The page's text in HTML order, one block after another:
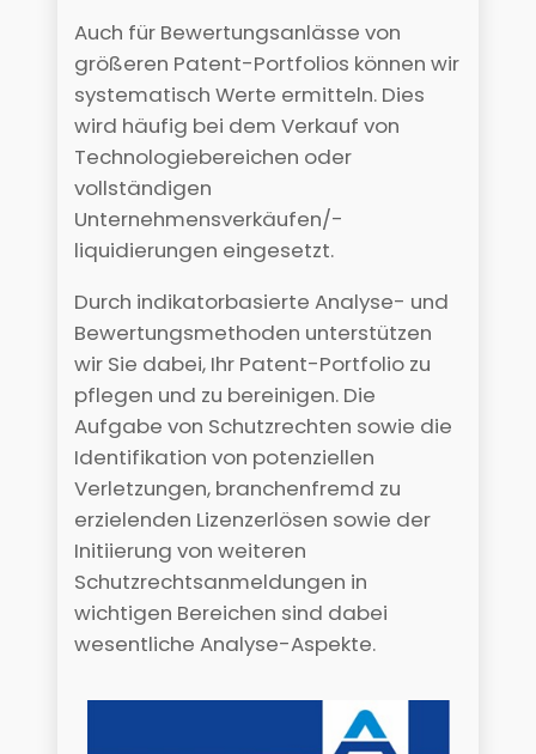
Auch für Bewertungsanlässe von
größeren Patent-Portfolios können wir
systematisch Werte ermitteln. Dies
wird häufig bei dem Verkauf von
Technologiebereichen oder
vollständigen
Unternehmensverkäufen/-
liquidierungen eingesetzt.
Durch indikatorbasierte Analyse- und
Bewertungsmethoden unterstützen
wir Sie dabei, Ihr Patent-Portfolio zu
pflegen und zu bereinigen. Die
Aufgabe von Schutzrechten sowie die
Identifikation von potenziellen
Verletzungen, branchenfremd zu
erzielenden Lizenzerlösen sowie der
Initiierung von weiteren
Schutzrechtsanmeldungen in
wichtigen Bereichen sind dabei
wesentliche Analyse-Aspekte.